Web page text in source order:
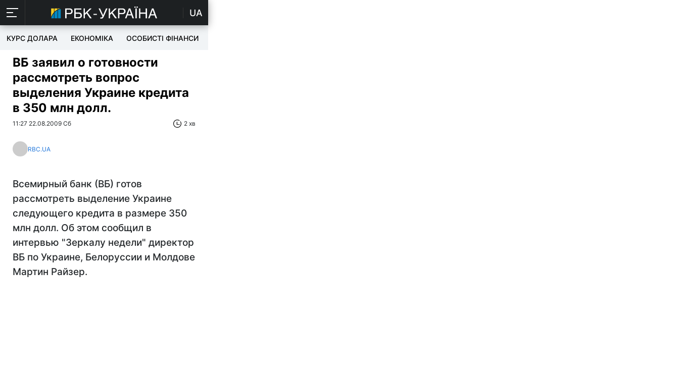
UA
КУРС ДОЛАРА ЕКОНОМІКА ОСОБИСТІ ФІНАНСИ
ВБ заявил о готовности
рассмотреть вопрос
выделения Украине кредита
в 350 млн долл.
11:27 22.08.2009 Сб 2 хв
RBC.UA
Всемирный банк (ВБ) готов
рассмотреть выделение Украине
следующего кредита в размере 350
млн долл. Об этом сообщил в
интервью "Зеркалу недели" директор
ВБ по Украине, Белоруссии и Молдове
Мартин Райзер.